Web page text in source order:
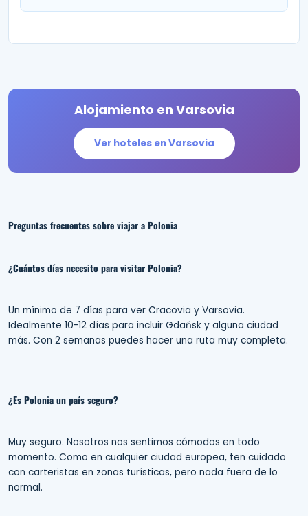
Alojamiento en Varsovia
Ver hoteles en Varsovia
Preguntas frecuentes sobre viajar a Polonia
¿Cuántos días necesito para visitar Polonia?
Un mínimo de 7 días para ver Cracovia y Varsovia.
Idealmente 10-12 días para incluir Gdańsk y alguna ciudad
más. Con 2 semanas puedes hacer una ruta muy completa.
¿Es Polonia un país seguro?
Muy seguro. Nosotros nos sentimos cómodos en todo
momento. Como en cualquier ciudad europea, ten cuidado
con carteristas en zonas turísticas, pero nada fuera de lo
normal.